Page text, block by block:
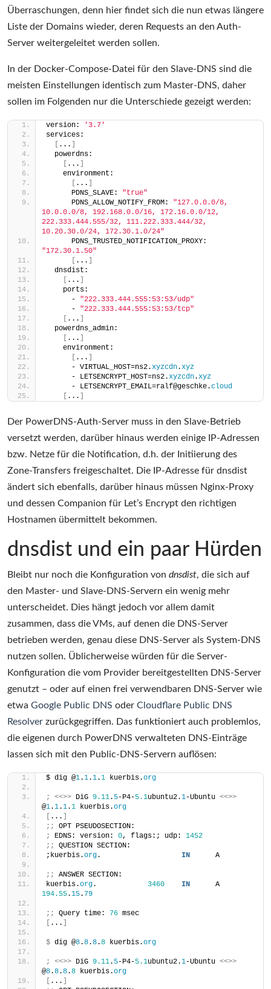
Überraschungen, denn hier findet sich die nun etwas längere
Liste der Domains wieder, deren Requests an den Auth-
Server weitergeleitet werden sollen.
In der Docker-Compose-Datei für den Slave-DNS sind die
meisten Einstellungen identisch zum Master-DNS, daher
sollen im Folgenden nur die Unterschiede gezeigt werden:
version:
'3.7'
services:
...
  powerdns:
...
    environment:
...
      PDNS_SLAVE:
"true"
      PDNS_ALLOW_NOTIFY_FROM:
"127.0.0.0/8,
10.0.0.0/8, 192.168.0.0/16, 172.16.0.0/12,
222.333.444.555/32, 111.222.333.444/32,
10.20.30.0/24, 172.30.1.0/24"
"172.30.1.50"
...
  dnsdist:
...
    ports:
      -
"222.333.444.555:53:53/udp"
      -
"222.333.444.555:53:53/tcp"
...
  powerdns_admin:
...
    environment:
...
      - VIRTUAL_HOST=ns2.
xyzcdn.xyz
      - LETSENCRYPT_HOST=ns2.
xyzcdn.xyz
      - LETSENCRYPT_EMAIL=ralf@geschke.
cloud
...
Der PowerDNS-Auth-Server muss in den Slave-Betrieb
versetzt werden, darüber hinaus werden einige IP-Adressen
bzw. Netze für die Notification, d.h. der Initiierung des
Zone-Transfers freigeschaltet. Die IP-Adresse für dnsdist
ändert sich ebenfalls, darüber hinaus müssen Nginx-Proxy
und dessen Companion für Let’s Encrypt den richtigen
Hostnamen übermittelt bekommen.
dnsdist und ein paar Hürden
Bleibt nur noch die Konfiguration von dnsdist, die sich auf
den Master- und Slave-DNS-Servern ein wenig mehr
unterscheidet. Dies hängt jedoch vor allem damit
zusammen, dass die VMs, auf denen die DNS-Server
betrieben werden, genau diese DNS-Server als System-DNS
nutzen sollen. Üblicherweise würden für die Server-
Konfiguration die vom Provider bereitgestellten DNS-Server
genutzt – oder auf einen frei verwendbaren DNS-Server wie
etwa Google Public DNS oder Cloudflare Public DNS
Resolver zurückgegriffen. Das funktioniert auch problemlos,
die eigenen durch PowerDNS verwalteten DNS-Einträge
lassen sich mit den Public-DNS-Servern auflösen:
$ dig @1.1.1.1 kuerbis.org
; <<>> DiG 9.11. 5-P4-5.1ubuntu2.1-Ubuntu <<>>
@1.1.1.1 kuerbis.org
...
;;
OPT PSEUDOSECTION:
;
EDNS: version: 0, flags:; udp: 1452
;;
QUESTION SECTION:
;kuerbis.org. IN
      A
;;
ANSWER SECTION:
kuerbis.org. 3460 IN
194.55.15. 79
;; Query time: 76 msec
...
$ dig @8.8.8.8 kuerbis.org
; <<>> DiG 9.11. 5-P4-5.1ubuntu2.1-Ubuntu <<>>
@8.8.8.8 kuerbis.org
...